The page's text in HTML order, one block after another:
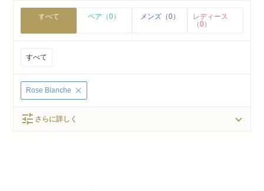
すべて ペア（0） メンズ（0）
レディース
（0）
すべて
Rose Blanche
tune さらに詳しく